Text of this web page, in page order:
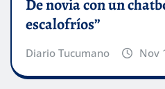
De novia con un
escalofríos”
Diario Tucumano Nov